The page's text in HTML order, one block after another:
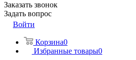
Заказать звонок
Задать вопрос
Войти
Корзина0
Избранные товары0